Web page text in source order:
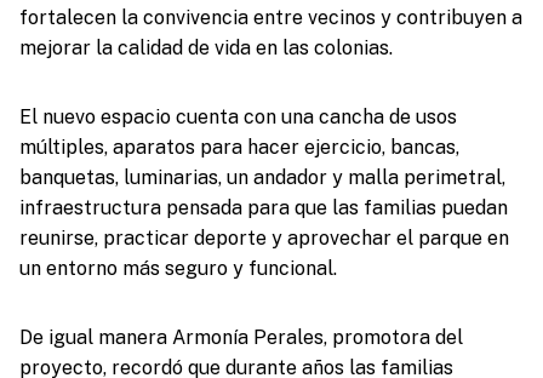
fortalecen la convivencia entre vecinos y contribuyen a
mejorar la calidad de vida en las colonias.
El nuevo espacio cuenta con una cancha de usos
múltiples, aparatos para hacer ejercicio, bancas,
banquetas, luminarias, un andador y malla perimetral,
infraestructura pensada para que las familias puedan
reunirse, practicar deporte y aprovechar el parque en
un entorno más seguro y funcional.
De igual manera Armonía Perales, promotora del
proyecto, recordó que durante años las familias